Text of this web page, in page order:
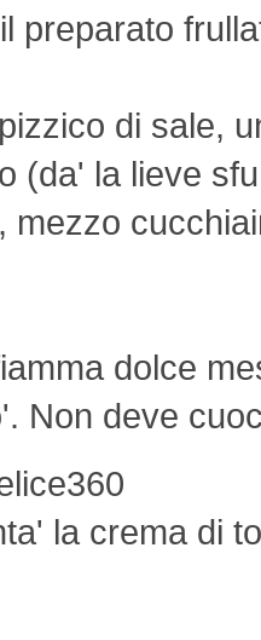
preparato
di sale,
(da' la lieve
mezzo
dolce
Non deve
la crema di